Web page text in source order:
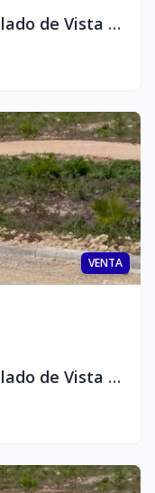
Terrenos de oportunidad al lado de Vista Cana
VENTA
Terrenos de oportunidad al lado de Vista Cana